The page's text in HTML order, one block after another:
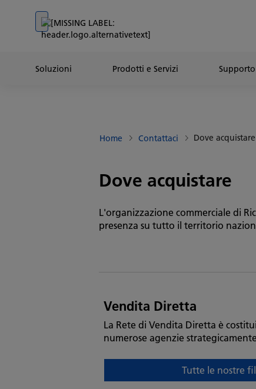
Go to content
Go to footer
Soluzioni Prodotti e Servizi Supporto
Home Contattaci Dove acquistare
Dove acquistare
L'organizzazione commerciale di
presenza su tutto il territorio
Vendita Diretta
La Rete di Vendita Diretta è
numerose agenzie
Tutte le nostre
Tutte